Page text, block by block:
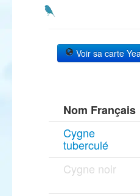
Voir sa carte
Nom Français
Cygne
tuberculé
Cygne noir